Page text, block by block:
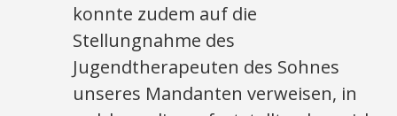
konnte zudem auf die
Stellungnahme des
Jugendtherapeuten des Sohnes
unseres Mandanten verweisen, in